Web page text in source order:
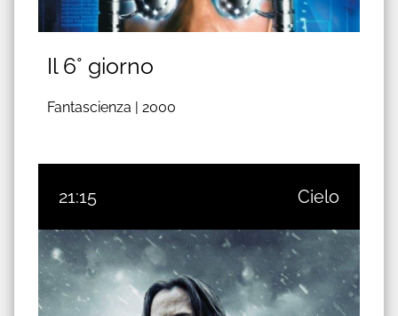
Il 6° giorno
Fantascienza | 2000
21:15 Cielo